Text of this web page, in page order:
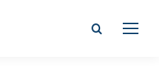
Zoeken: